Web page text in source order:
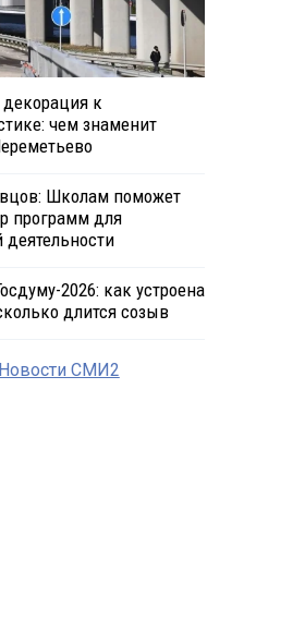
к
чем знаменит
Школам поможет
программ для
деятельности
2026: как устроена
длится созыв
Новости СМИ2